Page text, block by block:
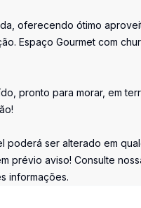
oferecendo ótimo
Espaço Gourmet com
pronto para morar, em
poderá ser alterado em
prévio aviso! Consulte
informações.